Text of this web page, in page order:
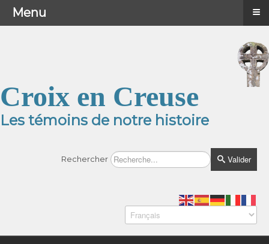
Croix en Creuse
Les témoins de notre histoire
Rechercher Valider
Menu ≡
Menu ≡